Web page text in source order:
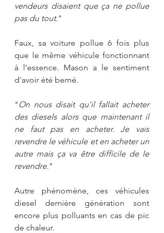
vendeurs disaient que ça ne pollue
pas du tout."
Faux, sa voiture pollue 6 fois plus
que le même véhicule fonctionnant
à l'essence. Mason a le sentiment
d'avoir été berné.
" On nous disait qu'il fallait acheter
des diesels alors que maintenant il
ne faut pas en acheter. Je vais
revendre le véhicule et en acheter un
autre mais ça va être difficile de le
revendre."
Autre phénomène, ces véhicules
diesel dernière génération sont
encore plus polluants en cas de pic
de chaleur.